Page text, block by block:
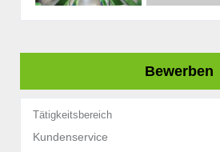
Bewerben
Tätigkeitsbereich
Kundenservice